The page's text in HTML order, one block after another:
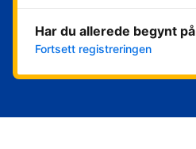
Har du allerede begynt
Fortsett registreringen